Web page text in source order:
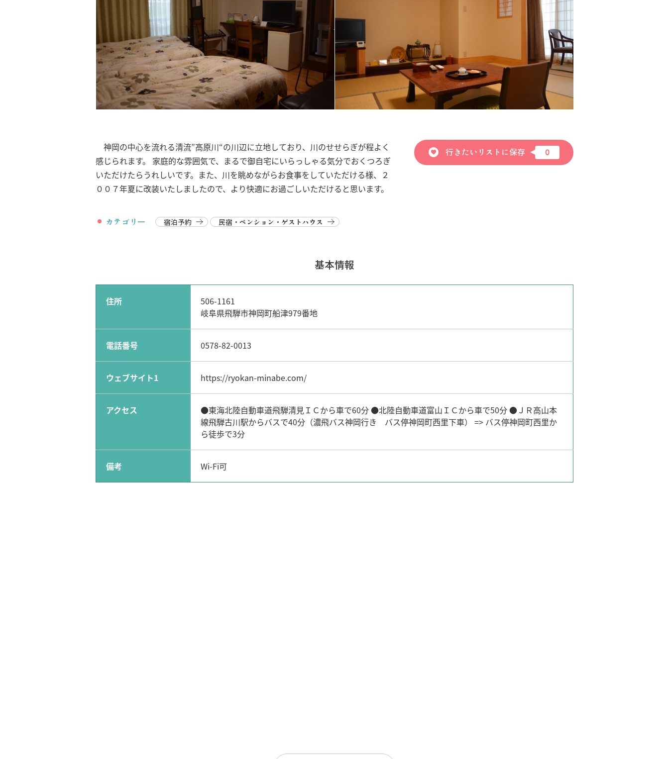
神岡の中心を流れる清流”高原川“の川辺に立地しており、川のせせらぎが程よく
感じられます。 家庭的な雰囲気で、まるで御自宅にいらっしゃる気分でおくつろぎ
いただけたらうれしいです。また、川を眺めながらお食事をしていただける様、２
００７年夏に改装いたしましたので、より快適にお過ごしいただけると思います。
行きたいリストに保存 0
カテゴリー 宿泊予約 民宿・ペンション・ゲストハウス
基本情報
住所
506-1161
岐阜県飛騨市神岡町船津979番地
電話番号 0578-82-0013
ウェブサイト1 https://ryokan-minabe.com/
アクセス
●東海北陸自動車道飛騨清見ＩＣから車で60分 ●北陸自動車道富山ＩＣから車で50分 ●ＪＲ高山本
線飛騨古川駅からバスで40分（濃飛バス神岡行き バス停神岡町西里下車） => バス停神岡町西里か
ら徒歩で3分
備考 Wi-Fi可